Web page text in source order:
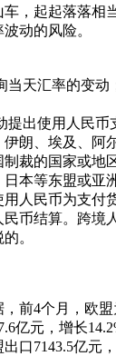
车，起起落落相
动的风险。
天汇率的变动
出使用人民币
朗、埃及、阿
裁的国家或地
本等东盟或亚
人民币为支付
币结算。跨境
。
前4个月，欧
亿元，增长
口7143.5亿元